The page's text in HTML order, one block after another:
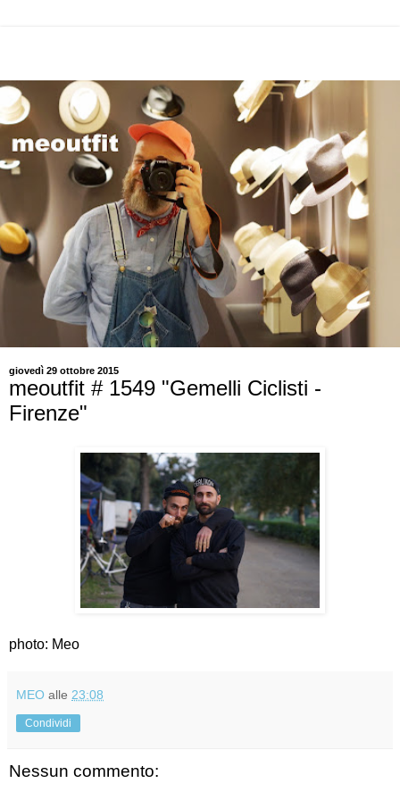
giovedì 29 ottobre 2015
meoutfit # 1549 "Gemelli Ciclisti -
Firenze"
photo: Meo
MEO alle 23:08
Condividi
Nessun commento: